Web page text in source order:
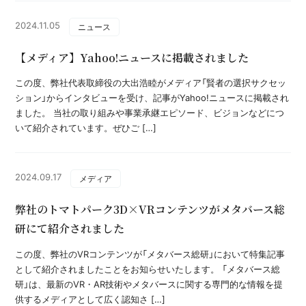
2024.11.05 ニュース
【メディア】Yahoo!ニュースに掲載されました
この度、弊社代表取締役の大出浩睦がメディア「賢者の選択サクセッ
ション」からインタビューを受け、記事がYahoo!ニュースに掲載され
ました。 当社の取り組みや事業承継エピソード、ビジョンなどにつ
いて紹介されています。ぜひご […]
2024.09.17 メディア
弊社のトマトパーク3D×VRコンテンツがメタバース総
研にて紹介されました
この度、弊社のVRコンテンツが「メタバース総研」において特集記事
として紹介されましたことをお知らせいたします。 「メタバース総
研」は、最新のVR・AR技術やメタバースに関する専門的な情報を提
供するメディアとして広く認知さ […]